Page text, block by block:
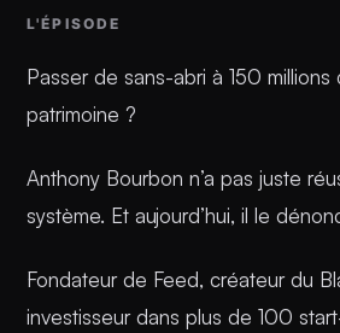
L'ÉPISODE
Passer de sans-abri à 150 millions
patrimoine ?
Anthony Bourbon n’a pas juste
système. Et aujourd’hui, il le
Fondateur de Feed, créateur du
investisseur dans plus de 100